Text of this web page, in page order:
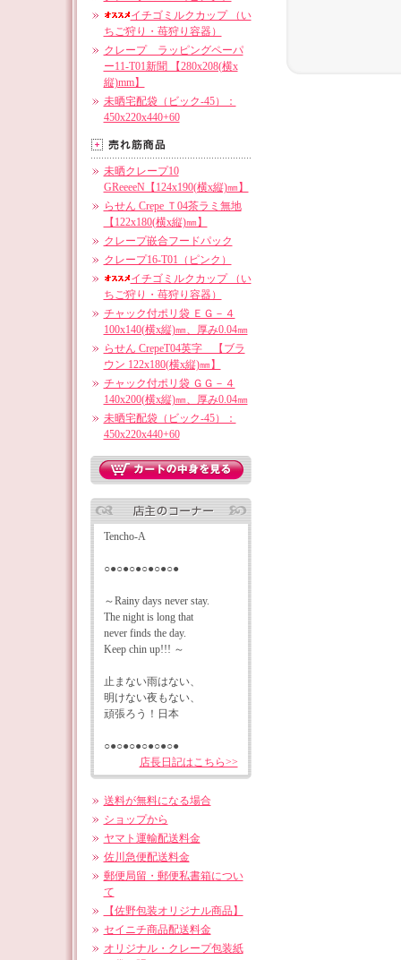
イチゴミルクカップ （い
ちご狩り・苺狩り容器）
クレープ ラッピングペーパ
ー11-T01新聞 【280x208(横x
縦)mm】
未晒宅配袋（ビック-45）：
450x220x440+60
未晒クレープ10
GReeeeN【124x190(横x縦)㎜】
らせん Crepe Ｔ04茶ラミ無地
【122x180(横x縦)㎜】
クレープ嵌合フードパック
クレープ16-T01（ピンク）
イチゴミルクカップ （い
ちご狩り・苺狩り容器）
チャック付ポリ袋 ＥＧ－４
100x140(横x縦)㎜、厚み0.04㎜
らせん CrepeT04英字 【ブラ
ウン 122x180(横x縦)㎜】
チャック付ポリ袋 ＧＧ－４
140x200(横x縦)㎜、厚み0.04㎜
未晒宅配袋（ビック-45）：
450x220x440+60
Tencho-A
○●○●○●○●○●○●
～Rainy days never stay.
The night is long that
never finds the day.
Keep chin up!!! ～
止まない雨はない、
明けない夜もない、
頑張ろう！日本
○●○●○●○●○●○●
店長日記はこちら>>
送料が無料になる場合
ショップから
ヤマト運輸配送料金
佐川急便配送料金
郵便局留・郵便私書箱につい
て
【佐野包装オリジナル商品】
セイニチ商品配送料金
オリジナル・クレープ包装紙